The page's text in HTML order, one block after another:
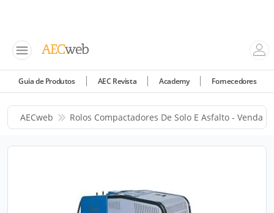
Guia de Produtos AEC Revista Academy Fornecedores
AECweb Rolos Compactadores De Solo E Asfalto - Venda